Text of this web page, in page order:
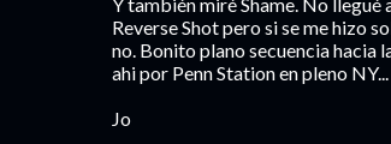
Reverse Shot pero si se me hizo
no. Bonito plano secuencia hacia
ahi por Penn Station en pleno
Jo